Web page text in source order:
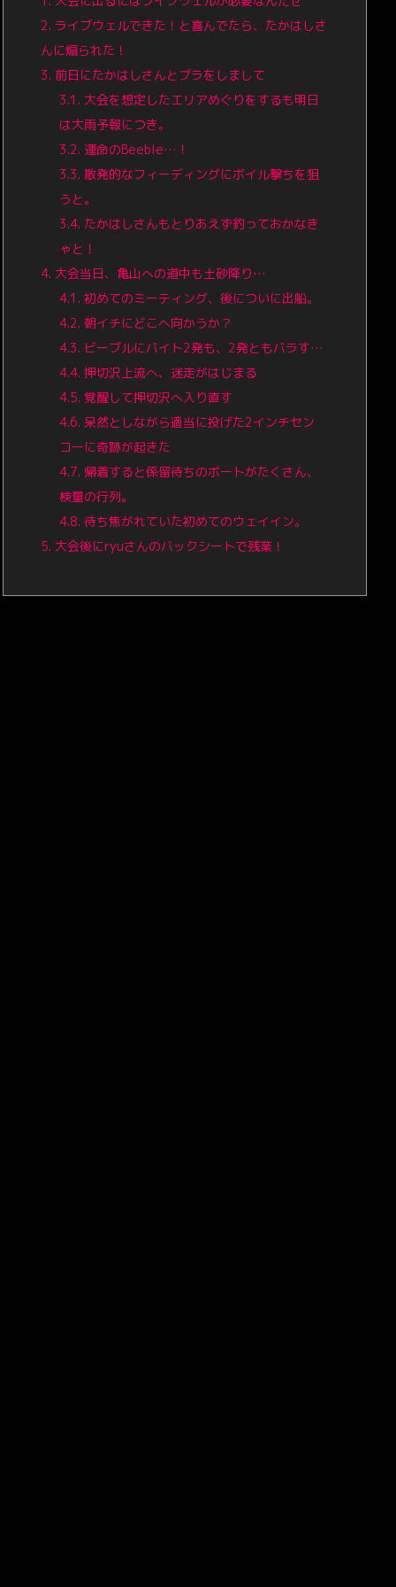
2. ライブウェルできた！と喜んでたら、たかはしさ
んに煽られた！
3. 前日にたかはしさんとプラをしまして
3.1. 大会を想定したエリアめぐりをするも明日
は大雨予報につき。
3.2. 運命のBeeble…！
3.3. 散発的なフィーディングにボイル撃ちを狙
うと。
3.4. たかはしさんもとりあえず釣っておかなき
ゃと！
4. 大会当日、亀山への道中も土砂降り…
4.1. 初めてのミーティング、後についに出船。
4.2. 朝イチにどこへ向かうか？
4.3. ビーブルにバイト2発も、2発ともバラす…
4.4. 押切沢上流へ、迷走がはじまる
4.5. 覚醒して押切沢へ入り直す
4.6. 呆然としながら適当に投げた2インチセン
コーに奇跡が起きた
4.7. 帰着すると係留待ちのボートがたくさん、
検量の行列。
4.8. 待ち焦がれていた初めてのウェイイン。
5. 大会後にryuさんのバックシートで残業！